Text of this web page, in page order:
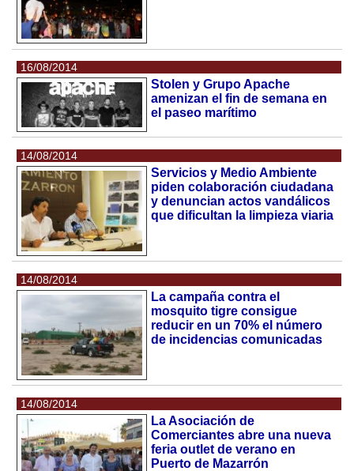
16/08/2014
Stolen y Grupo Apache
amenizan el fin de semana en
el paseo marítimo
14/08/2014
Servicios y Medio Ambiente
piden colaboración ciudadana
y denuncian actos vandálicos
que dificultan la limpieza viaria
14/08/2014
La campaña contra el
mosquito tigre consigue
reducir en un 70% el número
de incidencias comunicadas
14/08/2014
La Asociación de
Comerciantes abre una nueva
feria outlet de verano en
Puerto de Mazarrón